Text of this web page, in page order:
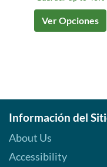
Ver Opciones
Información del
About Us
Accessibility